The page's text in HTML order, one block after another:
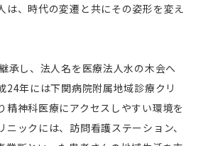
は、時代の変遷と共にその姿形を変え
承し、法人名を医療法人水の木会へ
24年には下関病院附属地域診療クリ
精神科医療にアクセスしやすい環境を
ックには、訪問看護ステーション、